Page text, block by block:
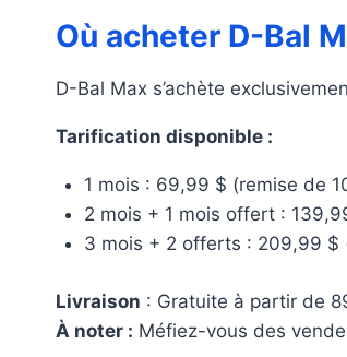
Où acheter D-Bal
D-Bal Max s’achète
Tarification disponible :
1 mois : 69,99 $ (remise de
2 mois + 1 mois offert :
3 mois + 2 offerts : 209,99 $
Livraison : Gratuite à partir de
À noter : Méfiez-vous des